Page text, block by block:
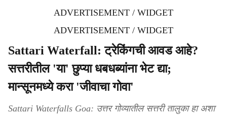
ADVERTISEMENT / WIDGET
ADVERTISEMENT / WIDGET
Sattari Waterfall: ट्रेकिंगची आवड आहे?
सत्तरीतील 'या' छुप्या धबधब्यांना भेट द्या;
मान्सूनमध्ये करा 'जीवाचा गोवा'
Sattari Waterfalls Goa: उत्तर गोव्यातील सत्तरी तालुका हा अशा